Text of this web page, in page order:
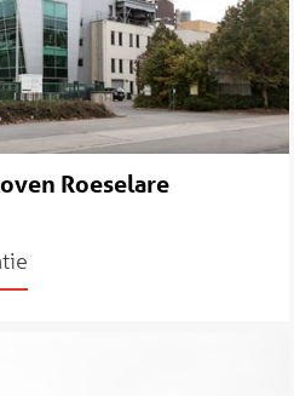
Roeselare